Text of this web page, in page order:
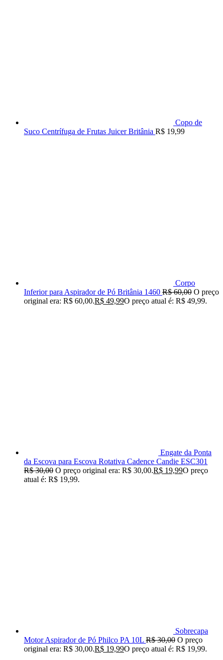
Copo de
Suco Centrífuga de Frutas Juicer Britânia R$ 19,99
Corpo
Inferior para Aspirador de Pó Britânia 1460 R$60,00 O preço
original era: R$ 60,00.R$ 49,99O preço atual é: R$ 49,99.
Engate da Ponta
da Escova para Escova Rotativa Cadence Candie ESC301
R$30,00 O preço original era: R$ 30,00.R$ 19,99O preço
atual é: R$ 19,99.
Sobrecapa
Motor Aspirador de Pó Philco PA 10L R$30,00 O preço
original era: R$ 30,00.R$ 19,99O preço atual é: R$ 19,99.